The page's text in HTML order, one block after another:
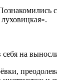
на